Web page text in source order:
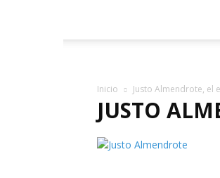
Inicio Justo Almendrote, el
JUSTO